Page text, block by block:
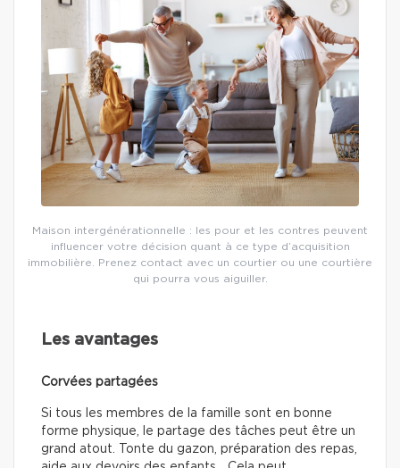
Maison intergénérationnelle : les pour et les contres peuvent
influencer votre décision quant à ce type d’acquisition
immobilière. Prenez contact avec un courtier ou une courtière
qui pourra vous aiguiller.
Les avantages
Corvées partagées
Si tous les membres de la famille sont en bonne
forme physique, le partage des tâches peut être un
grand atout. Tonte du gazon, préparation des repas,